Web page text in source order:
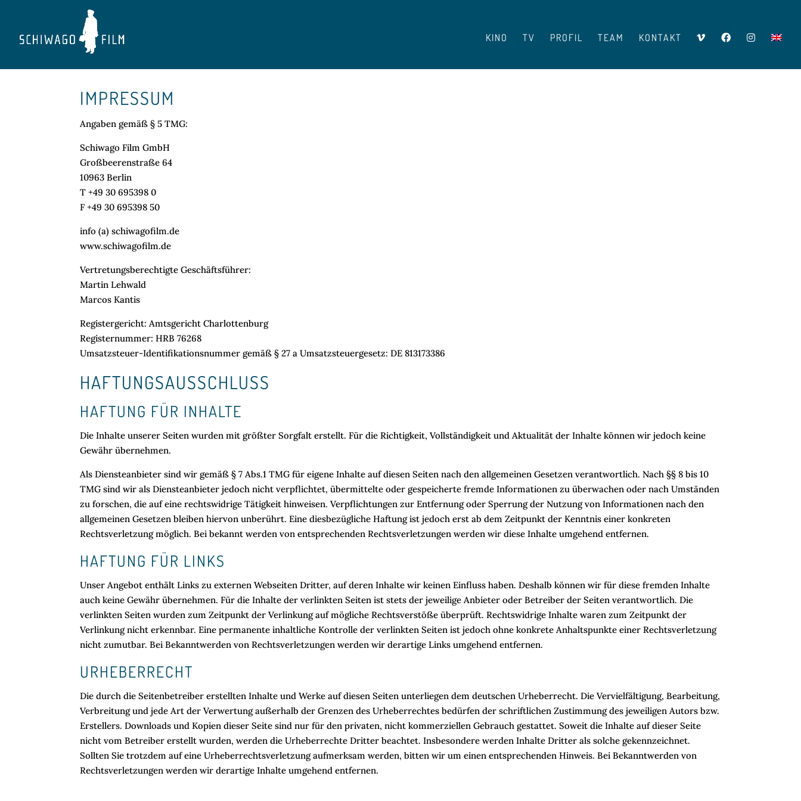
KINO TV PROFIL TEAM KONTAKT
IMPRESSUM
Angaben gemäß § 5 TMG:
Schiwago Film GmbH
Großbeerenstraße 64
10963 Berlin
T +49 30 695398 0
F +49 30 695398 50
info (a) schiwagofilm.de
www.schiwagofilm.de
Vertretungsberechtigte Geschäftsführer:
Martin Lehwald
Marcos Kantis
Registergericht: Amtsgericht Charlottenburg
Registernummer: HRB 76268
Umsatzsteuer-Identifikationsnummer gemäß § 27 a Umsatzsteuergesetz: DE 813173386
HAFTUNGSAUSSCHLUSS
HAFTUNG FÜR INHALTE
Die Inhalte unserer Seiten wurden mit größter Sorgfalt erstellt. Für die Richtigkeit, Vollständigkeit und Aktualität der Inhalte können wir jedoch keine
Gewähr übernehmen.
Als Diensteanbieter sind wir gemäß § 7 Abs.1 TMG für eigene Inhalte auf diesen Seiten nach den allgemeinen Gesetzen verantwortlich. Nach §§ 8 bis 10
TMG sind wir als Diensteanbieter jedoch nicht verpflichtet, übermittelte oder gespeicherte fremde Informationen zu überwachen oder nach Umständen
zu forschen, die auf eine rechtswidrige Tätigkeit hinweisen. Verpflichtungen zur Entfernung oder Sperrung der Nutzung von Informationen nach den
allgemeinen Gesetzen bleiben hiervon unberührt. Eine diesbezügliche Haftung ist jedoch erst ab dem Zeitpunkt der Kenntnis einer konkreten
Rechtsverletzung möglich. Bei bekannt werden von entsprechenden Rechtsverletzungen werden wir diese Inhalte umgehend entfernen.
HAFTUNG FÜR LINKS
Unser Angebot enthält Links zu externen Webseiten Dritter, auf deren Inhalte wir keinen Einfluss haben. Deshalb können wir für diese fremden Inhalte
auch keine Gewähr übernehmen. Für die Inhalte der verlinkten Seiten ist stets der jeweilige Anbieter oder Betreiber der Seiten verantwortlich. Die
verlinkten Seiten wurden zum Zeitpunkt der Verlinkung auf mögliche Rechtsverstöße überprüft. Rechtswidrige Inhalte waren zum Zeitpunkt der
Verlinkung nicht erkennbar. Eine permanente inhaltliche Kontrolle der verlinkten Seiten ist jedoch ohne konkrete Anhaltspunkte einer Rechtsverletzung
nicht zumutbar. Bei Bekanntwerden von Rechtsverletzungen werden wir derartige Links umgehend entfernen.
URHEBERRECHT
Die durch die Seitenbetreiber erstellten Inhalte und Werke auf diesen Seiten unterliegen dem deutschen Urheberrecht. Die Vervielfältigung, Bearbeitung,
Verbreitung und jede Art der Verwertung außerhalb der Grenzen des Urheberrechtes bedürfen der schriftlichen Zustimmung des jeweiligen Autors bzw.
Erstellers. Downloads und Kopien dieser Seite sind nur für den privaten, nicht kommerziellen Gebrauch gestattet. Soweit die Inhalte auf dieser Seite
nicht vom Betreiber erstellt wurden, werden die Urheberrechte Dritter beachtet. Insbesondere werden Inhalte Dritter als solche gekennzeichnet.
Sollten Sie trotzdem auf eine Urheberrechtsverletzung aufmerksam werden, bitten wir um einen entsprechenden Hinweis. Bei Bekanntwerden von
Rechtsverletzungen werden wir derartige Inhalte umgehend entfernen.